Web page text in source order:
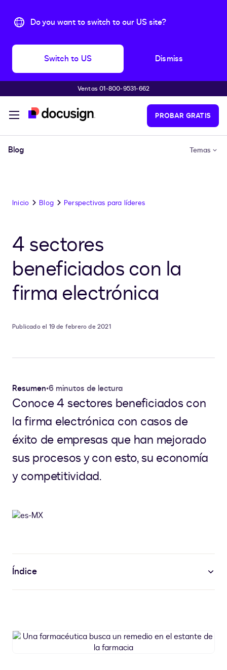
Do you want to switch to our US site?
Switch to US Dismiss
Accede al contenido principalVentas 01-800-9531-662
PROBAR GRATIS
Blog Temas
Inicio Blog Perspectivas para líderes
4 sectores
beneficiados con la
firma electrónica
Publicado el 19 de febrero de 2021
Resumen•6 minutos de lectura
Conoce 4 sectores beneficiados con
la firma electrónica con casos de
éxito de empresas que han mejorado
sus procesos y con esto, su economía
y competitividad.
Índice
Una
farmacéutica